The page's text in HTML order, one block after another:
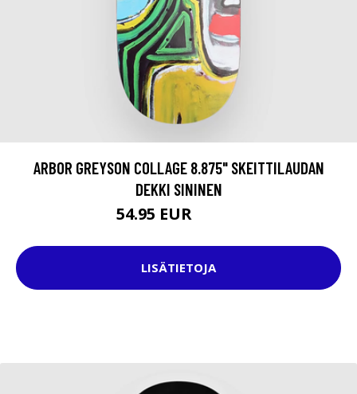
ARBOR GREYSON COLLAGE 8.875" SKEITTILAUDAN
DEKKI SININEN
54.95 EUR
LISÄTIETOJA